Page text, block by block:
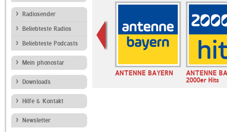
Radiosender
Beliebteste Radios
Beliebteste Podcasts
Mein phonostar
Downloads
Hilfe & Kontakt
Newsletter
Radio R.SA ANTENNE BAYERN
ANTENNE
2000er Hits